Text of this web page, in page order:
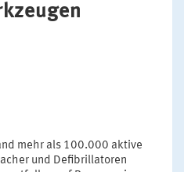
mehr als 100.000 aktive
und Defibrillatoren